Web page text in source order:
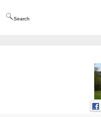
Search